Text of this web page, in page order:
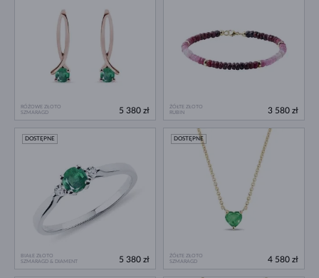
RÓŻOWE ZŁOTO
SZMARAGD
5 380 zł
ŻÓŁTE ZŁOTO
RUBIN
3 580 zł
BIAŁE ZŁOTO
SZMARAGD & DIAMENT
DOSTĘPNE
5 380 zł
ŻÓŁTE ZŁOTO
SZMARAGD
DOSTĘPNE
4 580 zł